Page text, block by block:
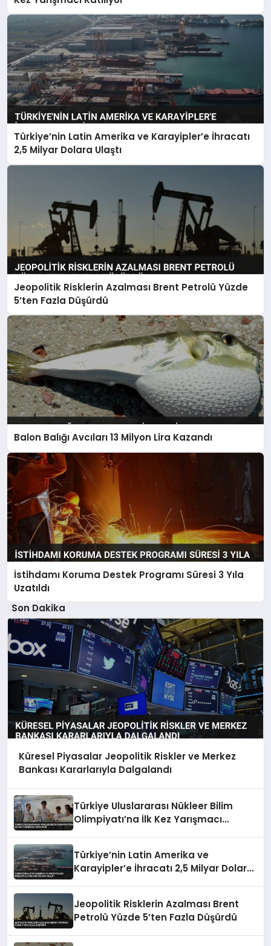
Türkiye’nin Latin Amerika ve Karayipler’e İhracatı
2,5 Milyar Dolara Ulaştı
Jeopolitik Risklerin Azalması Brent Petrolü Yüzde
5’ten Fazla Düşürdü
Balon Balığı Avcıları 13 Milyon Lira Kazandı
İstihdamı Koruma Destek Programı Süresi 3 Yıla
Uzatıldı
Son Dakika
Küresel Piyasalar Jeopolitik Riskler ve Merkez
Bankası Kararlarıyla Dalgalandı
Türkiye Uluslararası Nükleer Bilim
Olimpiyatı’na İlk Kez Yarışmacı
Türkiye’nin Latin Amerika ve
Karayipler’e İhracatı 2,5 Milyar Dolara
Jeopolitik Risklerin Azalması Brent
Petrolü Yüzde 5’ten Fazla Düşürdü